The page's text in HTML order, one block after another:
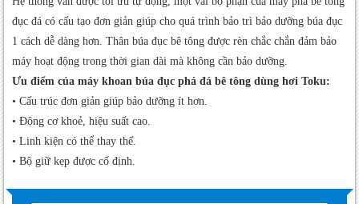
đục đá có cấu tạo đơn giản giúp cho quá trình bảo trì bảo dưỡng búa đục
1 cách dễ dàng hơn. Thân búa đục bê tông được rèn chắc chắn đảm bảo
máy hoạt động trong thời gian dài mà không cần bảo dưỡng.
Ưu điểm của máy khoan búa đục phá đá bê tông dùng hơi Toku:
• Cấu trúc đơn giản giúp bảo dưỡng ít hơn.
• Động cơ khoẻ, hiệu suất cao.
• Linh kiện có thể thay thế.
• Bộ giữ kẹp được cố định.